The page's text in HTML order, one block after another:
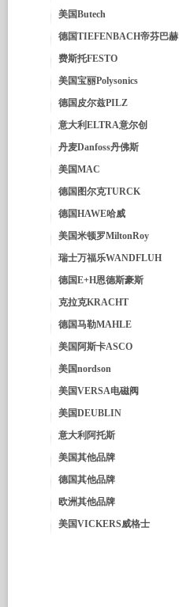
美国Butech
德国TIEFENBACH帝芬巴赫
费斯托FESTO
美国宝丽Polysonics
德国皮尔兹PILZ
意大利ELTRA意尔创
丹麦Danfoss丹佛斯
美国MAC
德国图尔克TURCK
德国HAWE哈威
美国米顿罗MiltonRoy
瑞士万福乐WANDFLUH
德国E+H恩德斯豪斯
克拉克KRACHT
德国马勒MAHLE
美国阿斯卡ASCO
美国nordson
美国VERSA电磁阀
美国DEUBLIN
意大利阿托斯
美国其他品牌
德国其他品牌
欧洲其他品牌
美国VICKERS威格士